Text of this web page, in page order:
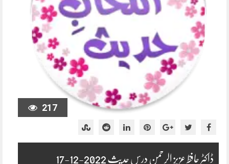
217
ڈاکٹر حافظ عزیز الرحمن درس حدیث 2022-12-17